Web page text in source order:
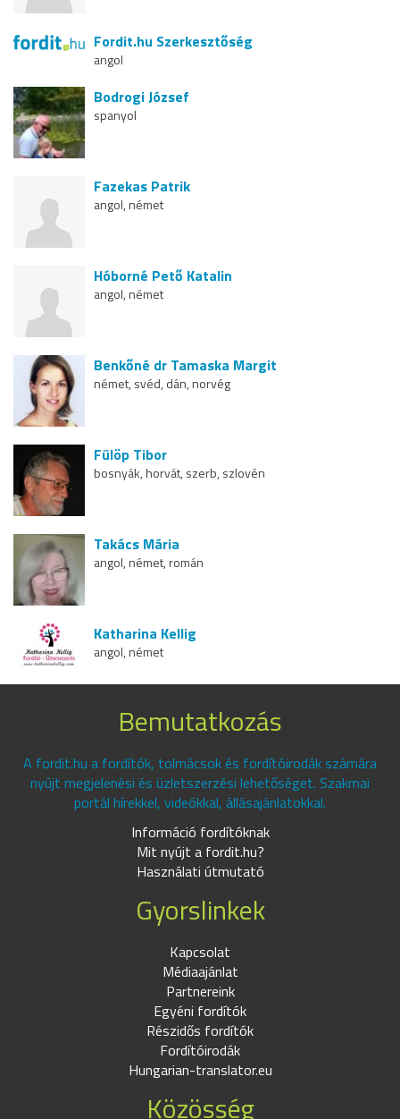
Fordit.hu Szerkesztőség
angol
Bodrogi József
spanyol
Fazekas Patrik
angol, német
Hóborné Pető Katalin
angol, német
Benkőné dr Tamaska Margit
német, svéd, dán, norvég
Fülöp Tibor
bosnyák, horvát, szerb, szlovén
Takács Mária
angol, német, román
Katharina Kellig
angol, német
Bemutatkozás
A fordit.hu a fordítók, tolmácsok és fordítóirodák számára
nyújt megjelenési és üzletszerzési lehetőséget. Szakmai
portál hírekkel, videókkal, állásajánlatokkal.
Információ fordítóknak
Mit nyújt a fordit.hu?
Használati útmutató
Gyorslinkek
Kapcsolat
Médiaajánlat
Partnereink
Egyéni fordítók
Részidős fordítók
Fordítóirodák
Hungarian-translator.eu
Közösség